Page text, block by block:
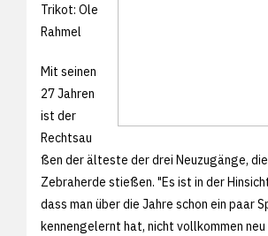
Trikot: Ole
Rahmel
Mit seinen
27 Jahren
ist der
Rechtsau
ßen der älteste der drei Neuzugänge, die
Zebraherde stießen. "Es ist in der
dass man über die Jahre schon ein paar
kennengelernt hat, nicht vollkommen neu